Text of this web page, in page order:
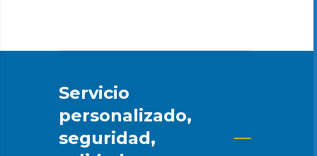
Servicio
personalizado,
seguridad,